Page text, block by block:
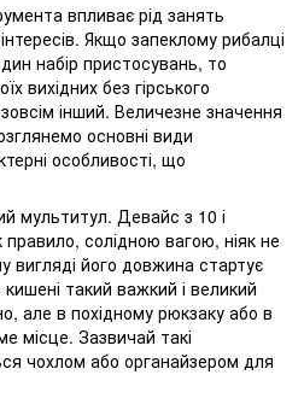
впливає рід занять
Якщо запеклому рибалці
набір пристосувань, то
вихідних без гірського
інший. Величезне значення
основні види
особливості, що
мультитул. Девайс з 10 і
правило, солідною вагою, ніяк не
його довжина стартує
такий важкий і великий
але в похідному рюкзаку або в
місце. Зазвичай такі
чохлом або органайзером для